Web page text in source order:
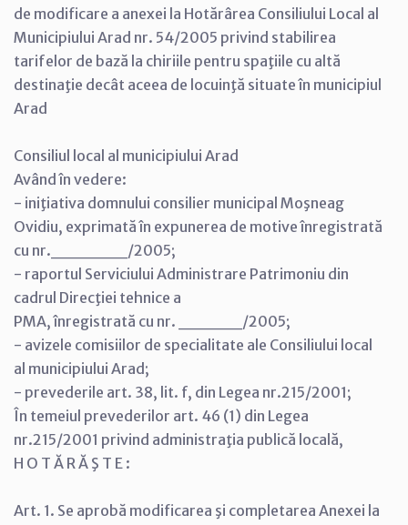
de modificare a anexei la Hotărârea Consiliului Local al
Municipiului Arad nr. 54/2005 privind stabilirea
tarifelor de bază la chiriile pentru spaţiile cu altă
destinaţie decât aceea de locuinţă situate în municipiul
Arad
Consiliul local al municipiului Arad
Având în vedere:
- iniţiativa domnului consilier municipal Moşneag
Ovidiu, exprimată în expunerea de motive înregistrată
cu nr.______/2005;
- raportul Serviciului Administrare Patrimoniu din
cadrul Direcţiei tehnice a
PMA, înregistrată cu nr. _____/2005;
- avizele comisiilor de specialitate ale Consiliului local
al municipiului Arad;
- prevederile art. 38, lit. f, din Legea nr.215/2001;
În temeiul prevederilor art. 46 (1) din Legea
nr.215/2001 privind administraţia publică locală,
H O T Ă R Ă Ş T E :
Art. 1. Se aprobă modificarea şi completarea Anexei la